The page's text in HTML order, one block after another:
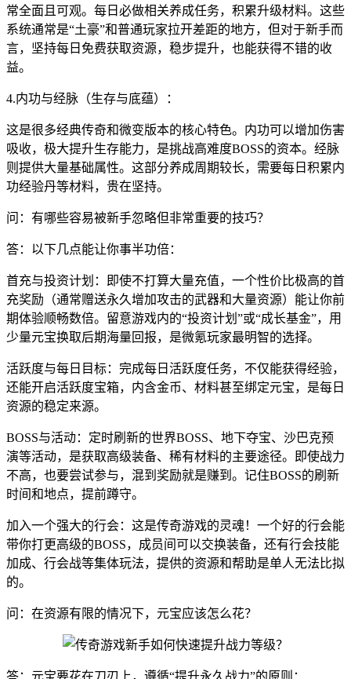
常全面且可观。每日必做相关养成任务，积累升级材料。这些
系统通常是“土豪”和普通玩家拉开差距的地方，但对于新手而
言，坚持每日免费获取资源，稳步提升，也能获得不错的收
益。
4.内功与经脉（生存与底蕴）：
这是很多经典传奇和微变版本的核心特色。内功可以增加伤害
吸收，极大提升生存能力，是挑战高难度BOSS的资本。经脉
则提供大量基础属性。这部分养成周期较长，需要每日积累内
功经验丹等材料，贵在坚持。
问：有哪些容易被新手忽略但非常重要的技巧？
答：以下几点能让你事半功倍：
首充与投资计划：即使不打算大量充值，一个性价比极高的首
充奖励（通常赠送永久增加攻击的武器和大量资源）能让你前
期体验顺畅数倍。留意游戏内的“投资计划”或“成长基金”，用
少量元宝换取后期海量回报，是微氪玩家最明智的选择。
活跃度与每日目标：完成每日活跃度任务，不仅能获得经验，
还能开启活跃度宝箱，内含金币、材料甚至绑定元宝，是每日
资源的稳定来源。
BOSS与活动：定时刷新的世界BOSS、地下夺宝、沙巴克预
演等活动，是获取高级装备、稀有材料的主要途径。即使战力
不高，也要尝试参与，混到奖励就是赚到。记住BOSS的刷新
时间和地点，提前蹲守。
加入一个强大的行会：这是传奇游戏的灵魂！一个好的行会能
带你打更高级的BOSS，成员间可以交换装备，还有行会技能
加成、行会战等集体玩法，提供的资源和帮助是单人无法比拟
的。
问：在资源有限的情况下，元宝应该怎么花？